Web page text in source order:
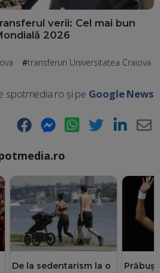
verii: Cel mai bun
2026
transferuri Universitatea Craiova
spotmedia.ro și pe Google News
Facebook Messenger WhatsApp Twitter LinkedIn
De la sedentarism la o